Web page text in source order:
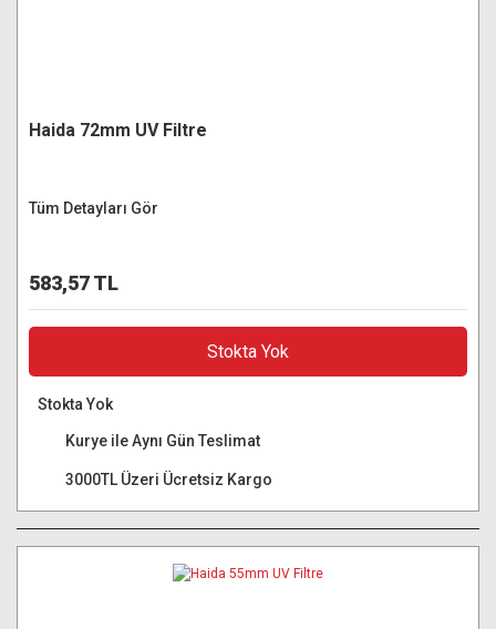
Haida 72mm UV Filtre
Tüm Detayları Gör
583,57 TL
Stokta Yok
Stokta Yok
Kurye ile Aynı Gün Teslimat
3000TL Üzeri Ücretsiz Kargo